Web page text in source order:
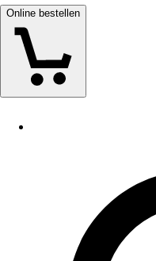
Online bestellen